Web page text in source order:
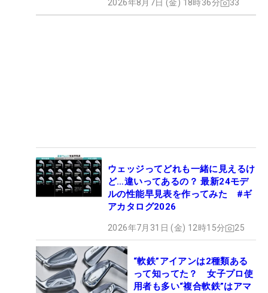
2026年8月7日 (金) 18時36分 33
ウェッジってどれも一緒に見えるけ
ど…違いってあるの？ 最新24モデ
ルの性能早見表を作ってみた #ギ
アカタログ2026
2026年7月31日 (金) 12時15分 25
“軟鉄”アイアンは2種類ある
って知ってた？ 女子プロ使
用者も多い“複合軟鉄”はアマ